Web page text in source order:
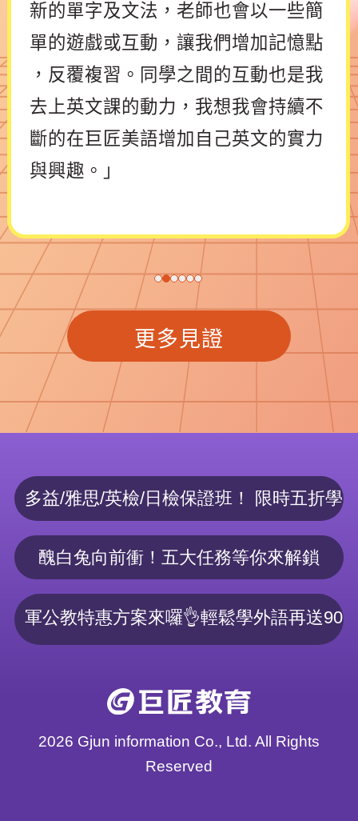
新的單字及文法，老師也會以一些簡
單的遊戲或互動，讓我們增加記憶點
，反覆複習。同學之間的互動也是我
去上英文課的動力，我想我會持續不
斷的在巨匠美語增加自己英文的實力
與興趣。」
更多見證